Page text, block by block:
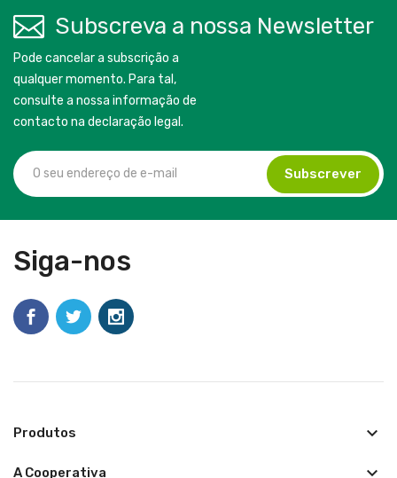
Subscreva a nossa Newsletter
Pode cancelar a subscrição a
qualquer momento. Para tal,
consulte a nossa informação de
contacto na declaração legal.
Siga-nos
Produtos keyboard_arrow_down
A Cooperativa keyboard_arrow_down